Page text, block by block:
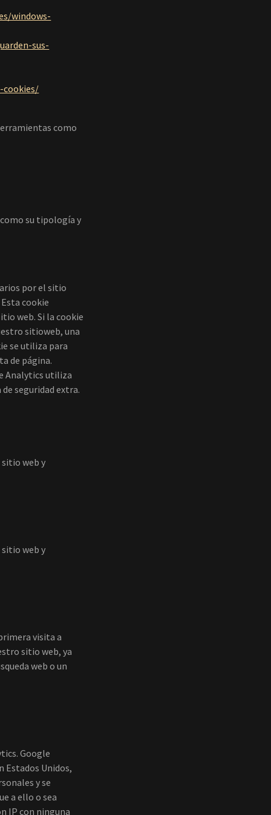
windows-
sus-
cookies/
como
su tipología y
por el sitio
cookie
web. Si la cookie
sitioweb, una
se utiliza para
de página.
Analytics utiliza
seguridad extra.
web y
web y
visita a
sitio web, ya
web o un
Google
Estados Unidos,
y se
a ello o sea
IP con ninguna